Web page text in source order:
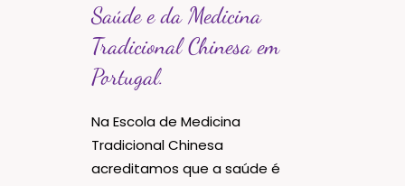
Saúde e da Medicina
Tradicional Chinesa em
Portugal.
Na Escola de Medicina
Tradicional Chinesa
acreditamos que a saúde é